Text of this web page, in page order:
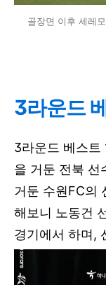
골장면 이후 세레
3라운드
3라운드 베스트
을 거둔 전북 선
거둔 수원FC의
해보니 노동건
경기에서 하며,